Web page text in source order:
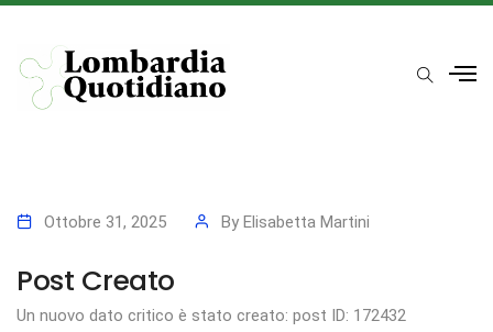
Ottobre 31, 2025 By Elisabetta Martini
Post Creato
Un nuovo dato critico è stato creato: post ID: 172432